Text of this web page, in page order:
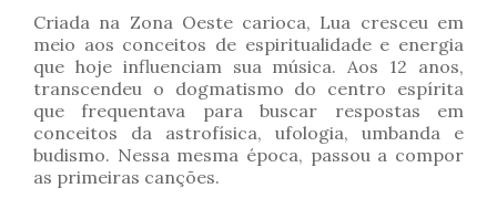
Criada na Zona Oeste carioca, Lua cresceu em
meio aos conceitos de espiritualidade e energia
que hoje influenciam sua música. Aos 12 anos,
transcendeu o dogmatismo do centro espírita
que frequentava para buscar respostas em
conceitos da astrofísica, ufologia, umbanda e
budismo. Nessa mesma época, passou a compor
as primeiras canções.